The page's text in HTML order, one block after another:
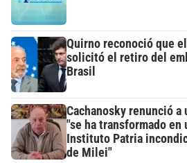
Quirno reconoció que
solicitó el retiro del
Brasil
Cachanosky renunció a
"se ha transformado en
Instituto Patria
de Milei"